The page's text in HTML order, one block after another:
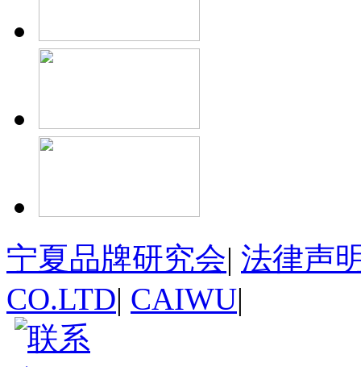
宁夏品牌研究会| 法律声
CO.LTD| CAIWU|